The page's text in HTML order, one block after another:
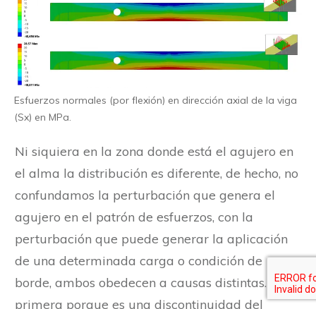
Esfuerzos normales (por flexión) en dirección axial de la viga
(Sx) en MPa.
Ni siquiera en la zona donde está el agujero en
el alma la distribución es diferente, de hecho, no
confundamos la perturbación que genera el
agujero en el patrón de esfuerzos, con la
perturbación que puede generar la aplicación
de una determinada carga o condición de
borde, ambos obedecen a causas distintas. La
primera porque es una discontinuidad del